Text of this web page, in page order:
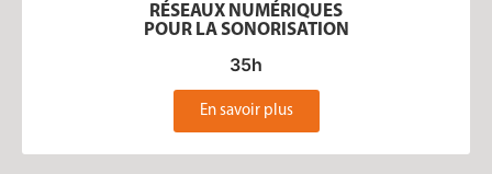
RÉSEAUX NUMÉRIQUES
POUR LA SONORISATION
35h
En savoir plus